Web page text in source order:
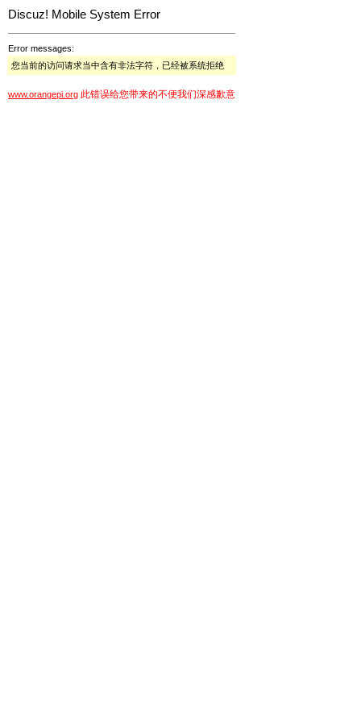
Discuz! Mobile System Error
Error messages:
您当前的访问请求当中含有非法字符，已经被系统拒绝
www.orangepi.org 此错误给您带来的不便我们深感歉意